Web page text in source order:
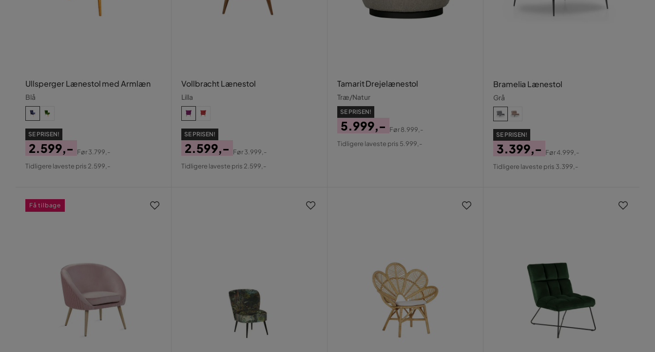
Ullsperger Lænestol med Armlæn
Blå
SE PRISEN!
Pris
2.599,-
Original
Før3.799,-
Tidligere laveste pris 2.599,-
Vollbracht Lænestol
Lilla
SE PRISEN!
Pris
2.599,-
Original
Før3.999,-
Tidligere laveste pris 2.599,-
Tamarit Drejelænestol
Træ/Natur
SE PRISEN!
Pris
5.999,-
Original
Før8.999,-
Tidligere laveste pris 5.999,-
Bramelia Lænestol
Grå
SE PRISEN!
Pris
3.399,-
Original
Før4.999,-
Tidligere laveste pris 3.399,-
Få tilbage